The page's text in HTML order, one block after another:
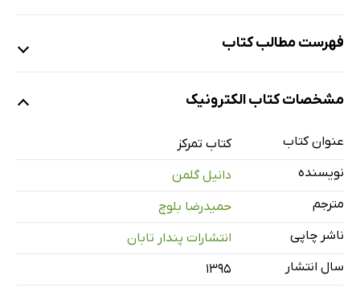
فهرست مطالب کتاب
بخش اول: آناتومی توجه
5. یافتن تعادل
بخش دوم: خودآگاهی
6. سکان درونی
مشخصات کتاب الکترونیک
عنوان کتاب
کتاب تمرکز
نویسنده
دانیل گلمن
مترجم
حمیدرضا بلوچ
ناشر چاپی
انتشارات پندار تابان
سال انتشار
۱۳۹۵